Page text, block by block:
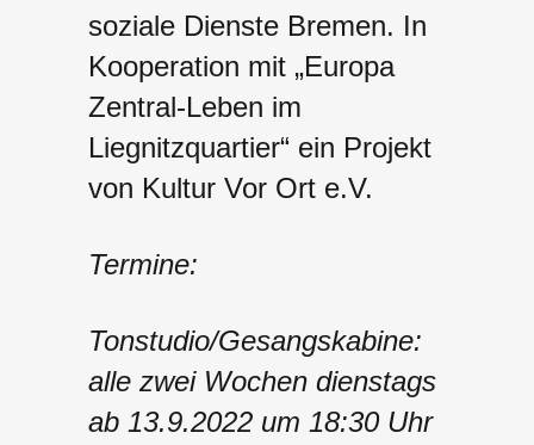
soziale Dienste Bremen. In
Kooperation mit „Europa
Zentral-Leben im
Liegnitzquartier“ ein Projekt
von Kultur Vor Ort e.V.
Termine:
Tonstudio/Gesangskabine:
alle zwei Wochen dienstags
ab 13.9.2022 um 18:30 Uhr